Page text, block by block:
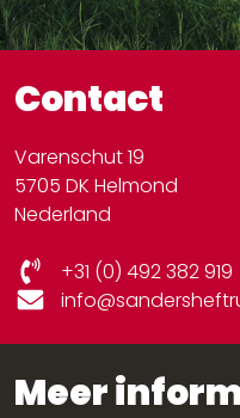
Ruw
Contact
Varenschut 19
5705 DK Helmond
Nederland
+31 (0) 492 382 919
Meer